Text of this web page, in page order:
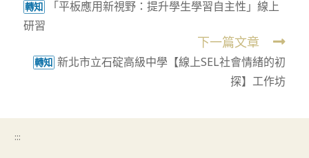
more
articles
轉知
「平板應用新視野：提升學生學習自主性」線上
研習
下一篇文章
轉知 新北市立石碇高級中學【線上SEL社會情緒的初
探】工作坊
:::